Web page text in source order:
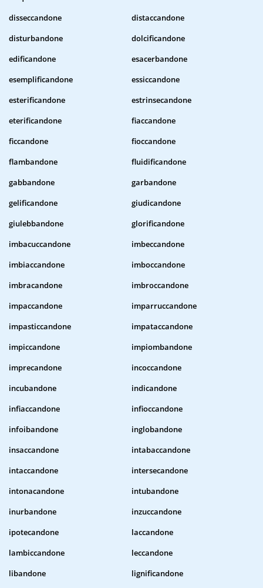
disseccandone
distaccandone
disturbandone
dolcificandone
edificandone
esacerbandone
esemplificandone
essiccandone
esterificandone
estrinsecandone
eterificandone
fiaccandone
ficcandone
fioccandone
flambandone
fluidificandone
gabbandone
garbandone
gelificandone
giudicandone
giulebbandone
glorificandone
imbacuccandone
imbeccandone
imbiaccandone
imboccandone
imbracandone
imbroccandone
impaccandone
imparruccandone
impasticcandone
impataccandone
impiccandone
impiombandone
imprecandone
incoccandone
incubandone
indicandone
infiaccandone
infioccandone
infoibandone
inglobandone
insaccandone
intabaccandone
intaccandone
intersecandone
intonacandone
intubandone
inurbandone
inzuccandone
ipotecandone
laccandone
lambiccandone
leccandone
libandone
lignificandone